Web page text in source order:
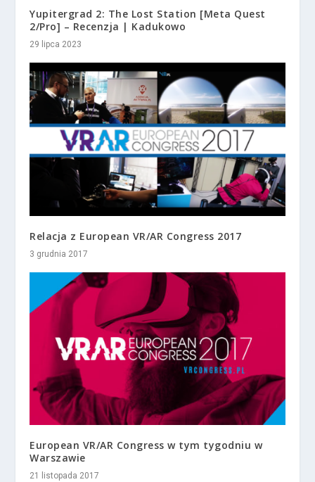
Yupitergrad 2: The Lost Station [Meta Quest
2/Pro] – Recenzja | Kadukowo
29 lipca 2023
Relacja z European VR/AR Congress 2017
3 grudnia 2017
European VR/AR Congress w tym tygodniu w
Warszawie
21 listopada 2017